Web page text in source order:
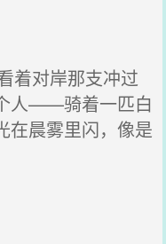
着对岸那支冲过
人——骑着一匹白
在晨雾里闪，像是